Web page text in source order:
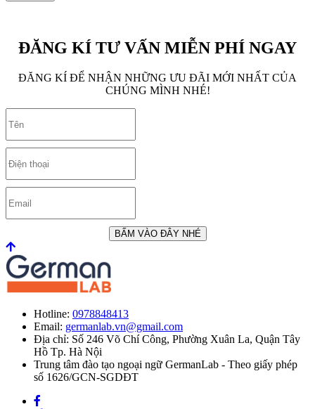
ĐĂNG KÍ TƯ VẤN MIỄN PHÍ NGAY
ĐĂNG KÍ ĐỂ NHẬN NHỮNG ƯU ĐÃI MỚI NHẤT CỦA
CHÚNG MÌNH NHÉ!
BẤM VÀO ĐÂY NHÉ
Hotline: 0978848413
Email: germanlab.vn@gmail.com
Địa chỉ: Số 246 Võ Chí Công, Phường Xuân La, Quận Tây
Hồ Tp. Hà Nội
Trung tâm đào tạo ngoại ngữ GermanLab - Theo giấy phép
số 1626/GCN-SGDĐT